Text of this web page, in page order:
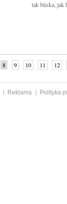
tak bliska, jak
8 9 10 11 12
Reklama
Polityka